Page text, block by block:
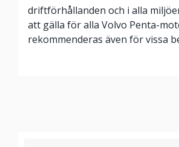
driftförhållanden och i alla
att gälla för alla Volvo Penta-
rekommenderas även för vissa